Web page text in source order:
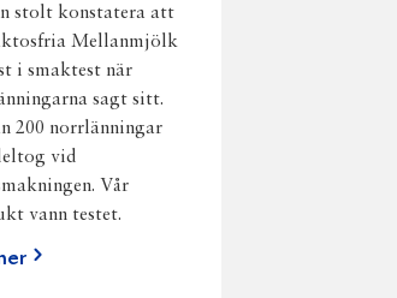
stolt konstatera att
Mellanmjölk
i smaktest när
sagt sitt.
200 norrlänningar
vid
Vår
vann testet.